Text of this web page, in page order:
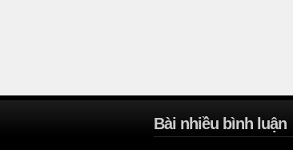
Bài nhiều bình luận